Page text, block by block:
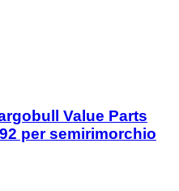
Value Parts
per semirimorchio